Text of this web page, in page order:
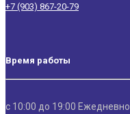
+7 (903) 867-20-79
Время работы
с 10:00 до 19:00 Ежедневно